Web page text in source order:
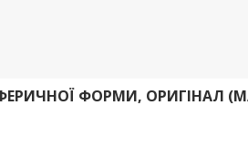
ФОРМИ, ОРИГІНАЛ